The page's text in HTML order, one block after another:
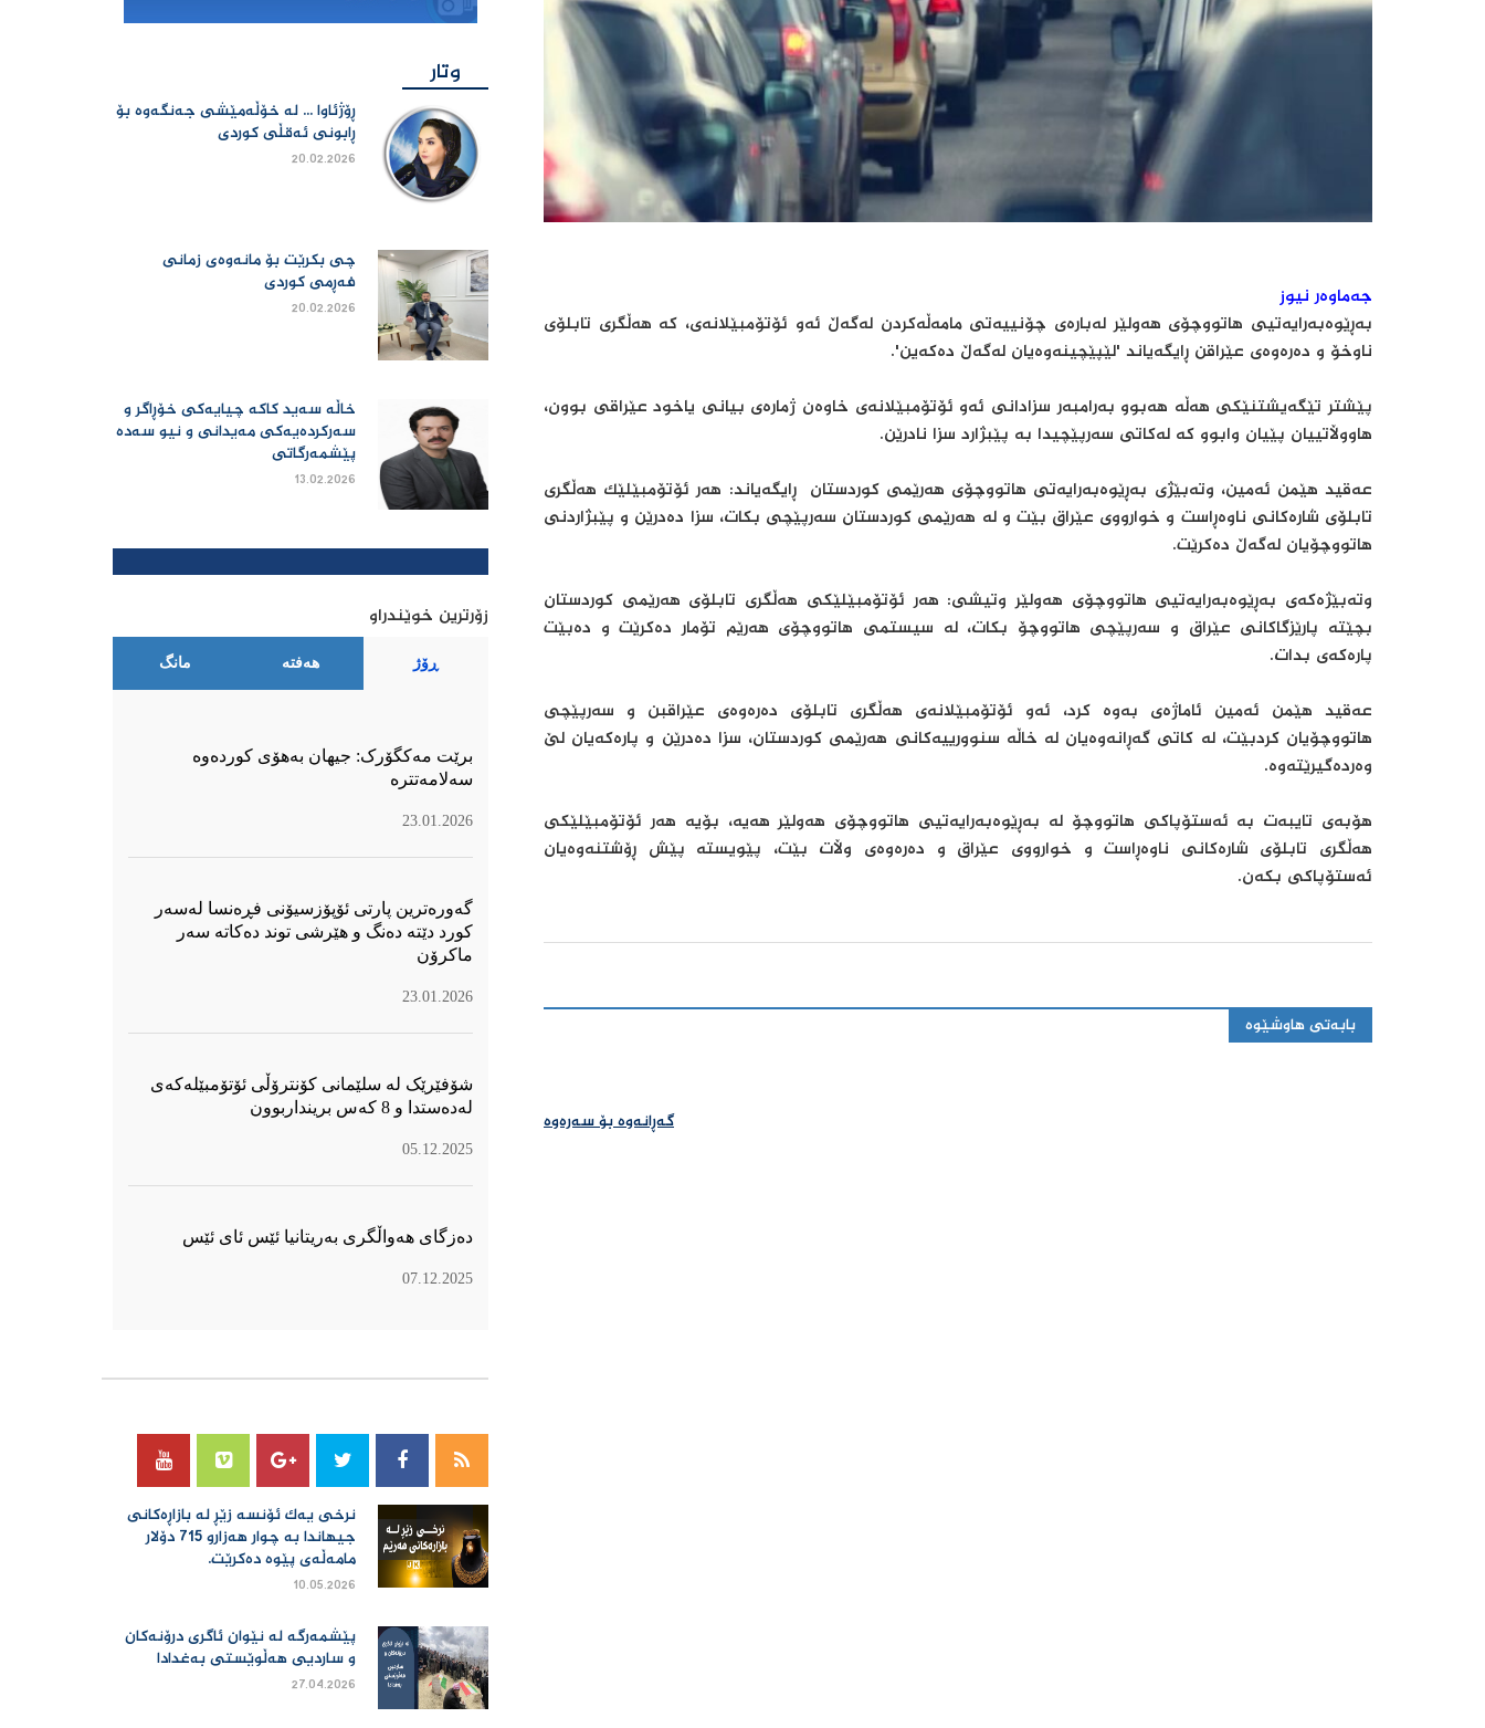
جەماوەر نیوز
بەڕێوەبەرایەتیی هاتووچۆی هەولێر لەبارەی چۆنییەتی مامەڵەکردن لەگەڵ ئەو ئۆتۆمبێلانەی، کە هەڵگری تابلۆی
ناوخۆ و دەرەوەی عێراقن ڕایگەیاند 'لێپێچینەوەیان لەگەڵ دەکەین'.
پێشتر تێگەیشتنێکی هەڵە هەبوو بەرامبەر سزادانی ئەو ئۆتۆمبێلانەی خاوەن ژمارەی بیانی یاخود عێراقی بوون،
هاووڵاتییان پێیان وابوو کە لەکاتی سەرپێچیدا بە پێبژارد سزا نادرێن.
عەقید هێمن ئەمین، وتەبێژی بەڕێوەبەرایەتی هاتووچۆی هەرێمی کوردستان ڕایگەیاند: هەر ئۆتۆمبێلێک هەڵگری
تابلۆی شارەکانی ناوەڕاست و خوارووی عێراق بێت و لە هەرێمی کوردستان سەرپێچی بکات، سزا دەدرێن و پێبژاردنی
هاتووچۆیان لەگەڵ دەکرێت.
وتەبێژەکەی بەڕێوەبەرایەتیی هاتووچۆی هەولێر وتیشی: هەر ئۆتۆمبێلێکی هەڵگری تابلۆی هەرێمی کوردستان
بچێتە پارێزگاکانی عێراق و سەرپێچی هاتووچۆ بکات، لە سیستمی هاتووچۆی هەرێم تۆمار دەکرێت و دەبێت
پارەکەی بدات.
عەقید هێمن ئەمین ئاماژەی بەوە کرد، ئەو ئۆتۆمبێلانەی هەڵگری تابلۆی دەرەوەی عێراقبن و سەرپێچی
هاتووچۆیان کردبێت، لە کاتی گەڕانەوەیان لە خاڵە سنوورییەکانی هەرێمی کوردستان، سزا دەدرێن و پارەکەیان لێ
وەردەگیرێتەوە.
هۆبەی تایبەت بە ئەستۆپاکی هاتووچۆ لە بەڕێوەبەرایەتیی هاتووچۆی هەولێر هەیە، بۆیە هەر ئۆتۆمبێلێکی
هەڵگری تابلۆی شارەکانی ناوەڕاست و خوارووی عێراق و دەرەوەی وڵات بێت، پێویستە پێش ڕۆشتنەوەیان
ئەستۆپاکی بکەن.
بابەتی هاوشێوە
گەڕانەوە بۆ سەرەوە
وتار
ڕۆژئاوا ... لە خۆڵەمێشی جەنگەوە بۆ
ڕابونی ئەقڵی کوردی
20.02.2026
چی بكرێت بۆ مانەوەی زمانی
فەڕمی كوردی
20.02.2026
خاڵە سەید کاکە چیایەکی خۆڕاگر و
سەرکردەیەکی مەیدانی و نیو سەدە
پێشمەرگاتی
13.02.2026
زۆرترین خوێندراو
ڕۆژ هەفتە مانگ
برێت مەکگۆرک: جیهان بەهۆی کوردەوە
سەلامەتترە
23.01.2026
گەورەترین پارتی ئۆپۆزسیۆنی فڕەنسا لەسەر
كورد دێتە دەنگ و هێرشی توند دەكاتە سەر
ماكرۆن
23.01.2026
شۆفێرێک لە سلێمانی کۆنترۆڵی ئۆتۆمبێلەکەی
لەدەستدا و 8 کەس برینداربوون
05.12.2025
دەزگای هەواڵگری بەریتانیا ئێس ئای ئێس
07.12.2025
نرخی یەك ئۆنسە زێڕ لە بازاڕەكانی
جیهاندا بە چوار هەزارو 715 دۆلار
مامەڵەی پێوە دەكرێت.
10.05.2026
پێشمەرگە لە نێوان ئاگری درۆنەکان
و ساردیی هەڵوێستی بەغدادا
27.04.2026